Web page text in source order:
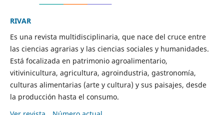
RIVAR
Es una revista multidisciplinaria, que nace del cruce entre
las ciencias agrarias y las ciencias sociales y humanidades.
Está focalizada en patrimonio agroalimentario,
vitivinicultura, agricultura, agroindustria, gastronomía,
culturas alimentarias (arte y cultura) y sus paisajes, desde
la producción hasta el consumo.